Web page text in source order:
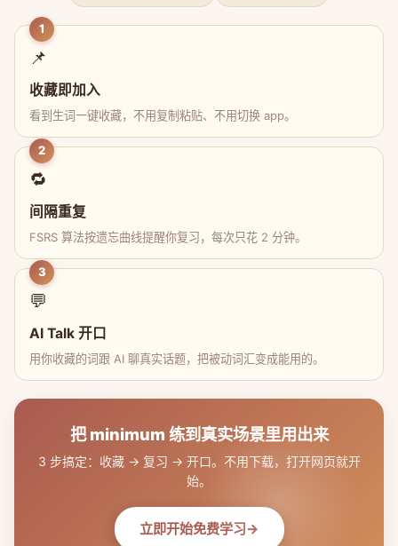
1
📌
收藏即加入
看到生词一键收藏，不用复制粘贴、不用切换 app。
2
🔁
间隔重复
FSRS 算法按遗忘曲线提醒你复习，每次只花 2 分钟。
3
💬
AI Talk 开口
用你收藏的词跟 AI 聊真实话题，把被动词汇变成能用的。
把 minimum 练到真实场景里用出来
3 步搞定：收藏 → 复习 → 开口。不用下载，打开网页就开
始。
立即开始免费学习